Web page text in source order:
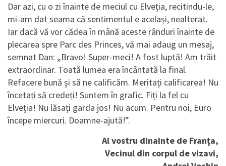
Dar azi, cu o zi înainte de meciul cu Elveția, recitindu-le,
mi-am dat seama că sentimentul e același, nealterat.
Iar dacă vă vor cădea în mână aceste rânduri înainte de
plecarea spre Parc des Princes, vă mai adaug un mesaj,
semnat Dan: „Bravo! Super-meci! A fost luptă! Am trăit
extraordinar. Toată lumea era încântată la final.
Refacere bună și să ne calificăm. Meritați calificarea! Nu
încetați să credeți! Suntem în grafic. Fiți la fel cu
Elveția! Nu lăsați garda jos! Nu acum. Pentru noi, Euro
începe miercuri. Doamne-ajută!”.
Al vostru dinainte de Franța,
Vecinul din corpul de vizavi,